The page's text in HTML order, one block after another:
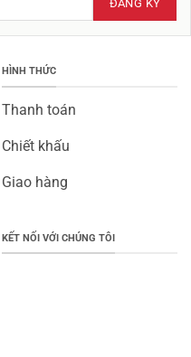
HÌNH THỨC
Thanh toán
Chiết khấu
Giao hàng
KẾT NỐI VỚI CHÚNG TÔI